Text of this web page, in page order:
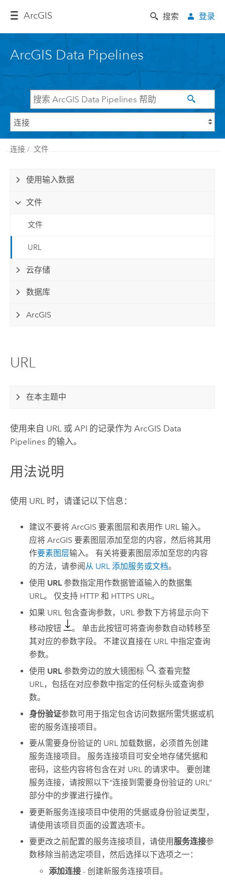
ArcGIS 搜索 登录
ArcGIS Data Pipelines
连接 文件
使用输入数据
文件
文件
URL
云存储
数据库
ArcGIS
URL
在本主题中
使用来自 URL 或 API 的记录作为 ArcGIS Data
Pipelines 的输入。
用法说明
使用 URL 时，请谨记以下信息：
建议不要将 ArcGIS 要素图层和表用作 URL 输入。
应将 ArcGIS 要素图层添加至您的内容，然后将其用
作要素图层输入。 有关将要素图层添加至您的内容
的方法，请参阅 从 URL 添加服务或文档。
使用 URL 参数指定用作数据管道输入的数据集
URL。 仅支持 HTTP 和 HTTPS URL。
如果 URL 包含查询参数，URL 参数下方将显示向下
移动按钮
。 单击此按钮可将查询参数自动转移至
其对应的参数字段。 不建议直接在 URL 中指定查询
参数。
使用 URL 参数旁边的放大镜图标
查看完整
URL，包括在对应参数中指定的任何标头或查询参
数。
身份验证参数可用于指定包含访问数据所需凭据或机
密的服务连接项目。
要从需要身份验证的 URL 加载数据，必须首先创建
服务连接项目。 服务连接项目可安全地存储凭据和
密码，这些内容将包含在对 URL 的请求中。 要创建
服务连接，请按照以下“连接到需要身份验证的 URL”
部分中的步骤进行操作。
要更新服务连接项目中使用的凭据或身份验证类型，
请使用该项目页面的设置选项卡。
要更改之前配置的服务连接项目，请使用 服务连接参
数移除当前选定项目，然后选择以下选项之一：
添加连接 - 创建新服务连接项目。